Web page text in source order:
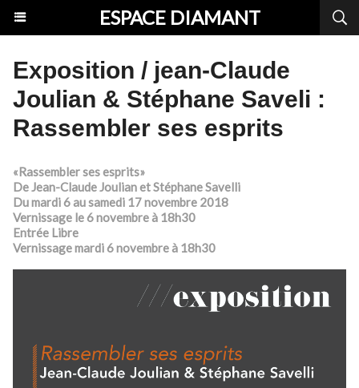
ESPACE DIAMANT
Exposition / jean-Claude
Joulian & Stéphane Saveli :
Rassembler ses esprits
«Rassembler ses esprits»
De Jean-Claude Joulian et Stéphane Savelli
Du mardi 6 au samedi 17 novembre 2018
Vernissage le 6 novembre à 18h30
Entrée Libre
Vernissage mardi 6 novembre à 18h30